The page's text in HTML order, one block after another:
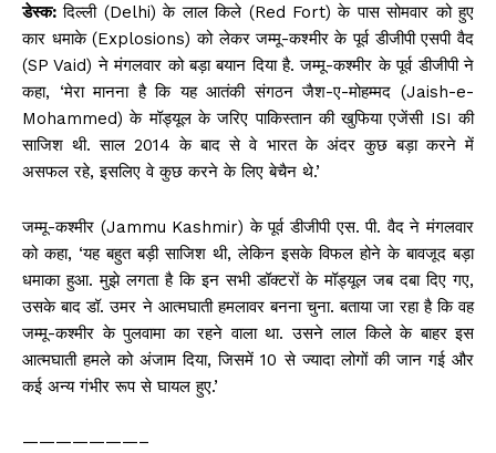
डेस्क: दिल्ली (Delhi) के लाल किले (Red Fort) के पास सोमवार को हुए
कार धमाके (Explosions) को लेकर जम्मू-कश्मीर के पूर्व डीजीपी एसपी वैद
(SP Vaid) ने मंगलवार को बड़ा बयान दिया है. जम्मू-कश्मीर के पूर्व डीजीपी ने
कहा, ‘मेरा मानना है कि यह आतंकी संगठन जैश-ए-मोहम्मद (Jaish-e-
Mohammed) के मॉड्यूल के जरिए पाकिस्तान की खुफिया एजेंसी ISI की
साजिश थी. साल 2014 के बाद से वे भारत के अंदर कुछ बड़ा करने में
असफल रहे, इसलिए वे कुछ करने के लिए बेचैन थे.’
जम्मू-कश्मीर (Jammu Kashmir) के पूर्व डीजीपी एस. पी. वैद ने मंगलवार
को कहा, ‘यह बहुत बड़ी साजिश थी, लेकिन इसके विफल होने के बावजूद बड़ा
धमाका हुआ. मुझे लगता है कि इन सभी डॉक्टरों के मॉड्यूल जब दबा दिए गए,
उसके बाद डॉ. उमर ने आत्मघाती हमलावर बनना चुना. बताया जा रहा है कि वह
जम्मू-कश्मीर के पुलवामा का रहने वाला था. उसने लाल किले के बाहर इस
आत्मघाती हमले को अंजाम दिया, जिसमें 10 से ज्यादा लोगों की जान गई और
कई अन्य गंभीर रूप से घायल हुए.’
———————–